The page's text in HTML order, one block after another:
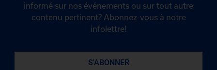
informé sur nos événements ou sur tout autre
contenu pertinent? Abonnez-vous à notre
infolettre!
S'ABONNER